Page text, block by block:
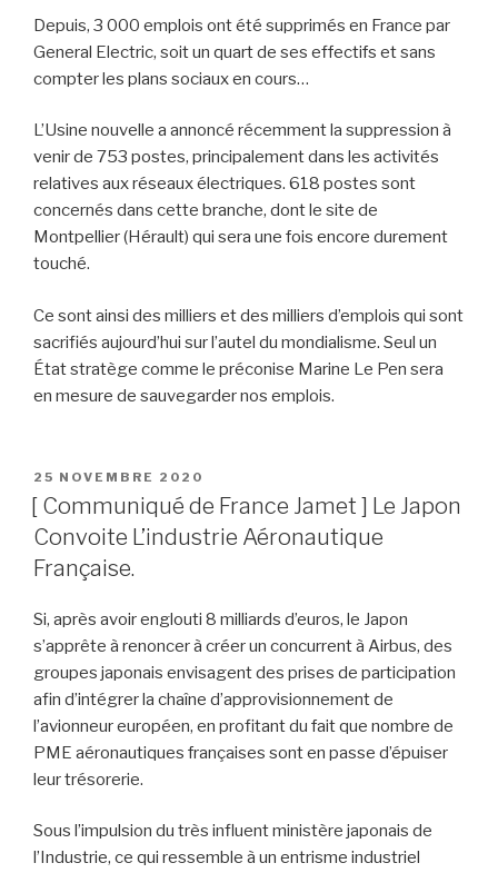
Depuis, 3 000 emplois ont été supprimés en France par
General Electric, soit un quart de ses effectifs et sans
compter les plans sociaux en cours…
L’Usine nouvelle a annoncé récemment la suppression à
venir de 753 postes, principalement dans les activités
relatives aux réseaux électriques. 618 postes sont
concernés dans cette branche, dont le site de
Montpellier (Hérault) qui sera une fois encore durement
touché.
Ce sont ainsi des milliers et des milliers d’emplois qui sont
sacrifiés aujourd’hui sur l’autel du mondialisme. Seul un
État stratège comme le préconise Marine Le Pen sera
en mesure de sauvegarder nos emplois.
PUBLIÉ
LE
25 NOVEMBRE 2020
[ Communiqué de France Jamet ] Le Japon
Convoite L’industrie Aéronautique
Française.
Si, après avoir englouti 8 milliards d’euros, le Japon
s’apprête à renoncer à créer un concurrent à Airbus, des
groupes japonais envisagent des prises de participation
afin d’intégrer la chaîne d’approvisionnement de
l’avionneur européen, en profitant du fait que nombre de
PME aéronautiques françaises sont en passe d’épuiser
leur trésorerie.
Sous l’impulsion du très influent ministère japonais de
l’Industrie, ce qui ressemble à un entrisme industriel